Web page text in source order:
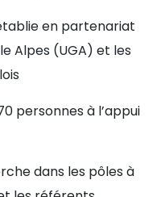
en partenariat
Alpes (UGA) et les
personnes à l’appui
dans les pôles à